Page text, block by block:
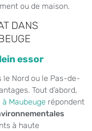
ou de maison.
DANS
essor
le Nord ou le Pas-de-
Tout d’abord,
Maubeuge répondent
à haute